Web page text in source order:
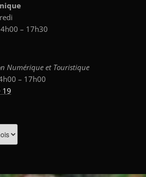
– 17h30
Numérique et Touristique
– 17h00
19